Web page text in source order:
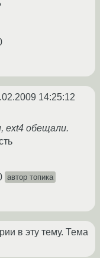
14:25:12
ext4 обещали.
автор топика
в эту тему. Тема